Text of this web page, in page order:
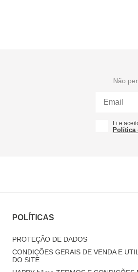
Não
Li e
Política
POLÍTICAS
PROTEÇÃO DE DADOS
CONDIÇÕES GERAIS DE VENDA E
DO SITE